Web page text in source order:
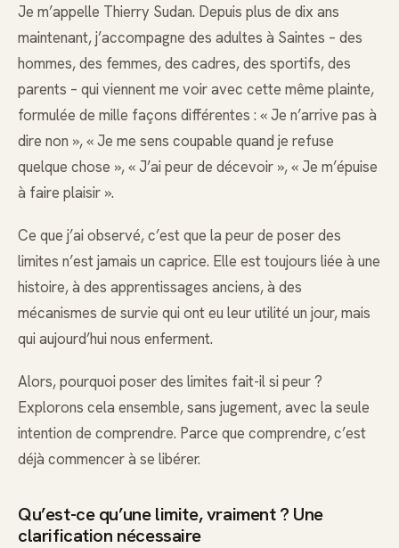
Je m’appelle Thierry Sudan. Depuis plus de dix ans
maintenant, j’accompagne des adultes à Saintes – des
hommes, des femmes, des cadres, des sportifs, des
parents – qui viennent me voir avec cette même plainte,
formulée de mille façons différentes : « Je n’arrive pas à
dire non », « Je me sens coupable quand je refuse
quelque chose », « J’ai peur de décevoir », « Je m’épuise
à faire plaisir ».
Ce que j’ai observé, c’est que la peur de poser des
limites n’est jamais un caprice. Elle est toujours liée à une
histoire, à des apprentissages anciens, à des
mécanismes de survie qui ont eu leur utilité un jour, mais
qui aujourd’hui nous enferment.
Alors, pourquoi poser des limites fait-il si peur ?
Explorons cela ensemble, sans jugement, avec la seule
intention de comprendre. Parce que comprendre, c’est
déjà commencer à se libérer.
Qu’est-ce qu’une limite, vraiment ? Une
clarification nécessaire